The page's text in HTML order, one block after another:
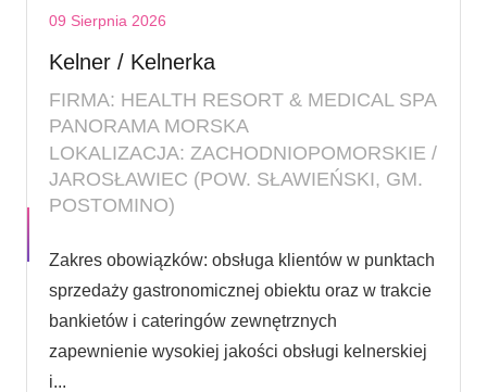
09 Sierpnia 2026
Kelner / Kelnerka
FIRMA: HEALTH RESORT & MEDICAL SPA
PANORAMA MORSKA
LOKALIZACJA: ZACHODNIOPOMORSKIE /
JAROSŁAWIEC (POW. SŁAWIEŃSKI, GM.
POSTOMINO)
Zakres obowiązków: obsługa klientów w punktach
sprzedaży gastronomicznej obiektu oraz w trakcie
bankietów i cateringów zewnętrznych
zapewnienie wysokiej jakości obsługi kelnerskiej
i...